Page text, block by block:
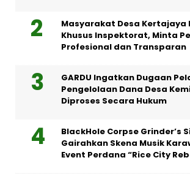
Masyarakat Desa Kertajaya
Khusus Inspektorat, Minta
Profesional dan Transparan
GARDU Ingatkan Dugaan
Pengelolaan Dana Desa
Diproses Secara Hukum
BlackHole Corpse Grinder’s
Gairahkan Skena Musik
Event Perdana “Rice City